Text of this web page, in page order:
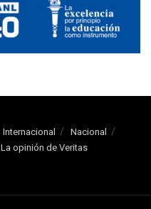
Internacional
Nacional
La opinión de Veritas